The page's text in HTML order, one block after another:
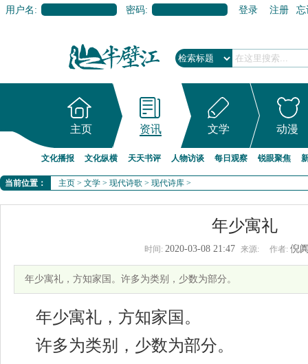
用户名: 密码: 登录 注册 忘
主页 资讯 文学 动漫
文化播报 文化纵横 天天书评 人物访谈 每日观察 锐眼聚焦
当前位置： 主页 > 文学 > 现代诗歌 > 现代诗库 >
年少寓礼
时间: 2020-03-08 21:47 来源: 作者: 倪
年少寓礼，方知家国。许多为类别，少数为部分。
年少寓礼，方知家国。
许多为类别，少数为部分。